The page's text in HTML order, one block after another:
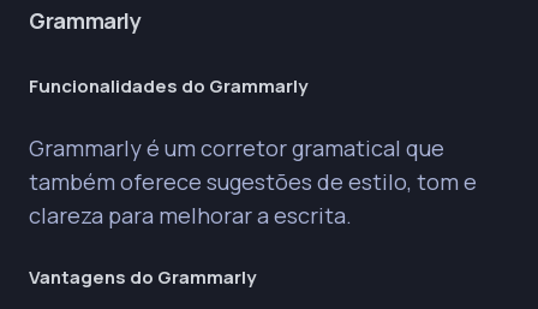
Grammarly
Funcionalidades do Grammarly
Grammarly é um corretor gramatical que
também oferece sugestões de estilo, tom e
clareza para melhorar a escrita.
Vantagens do Grammarly